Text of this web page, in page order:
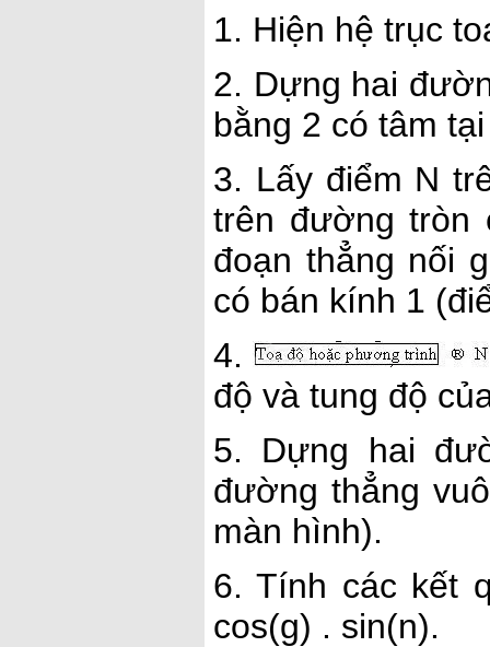
1. Hiện hệ trục
2. Dựng hai
bằng 2 có tâm
3. Lấy điểm N
trên đường tròn
đoạn thẳng nối
có bán kính 1
4.
độ và tung độ
5. Dựng hai
đường thẳng
màn hình).
6. Tính các kết
cos(g) . sin(n).